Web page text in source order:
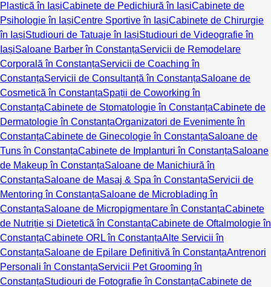
Plastică în IașiCabinete de Pedichiură în IașiCabinete de
Psihologie în IașiCentre Sportive în IașiCabinete de Chirurgie
în IașiStudiouri de Tatuaje în IașiStudiouri de Videografie în
IașiSaloane Barber în ConstanțaServicii de Remodelare
Corporală în ConstanțaServicii de Coaching în
ConstanțaServicii de Consultanță în ConstanțaSaloane de
Cosmetică în ConstanțaSpații de Coworking în
ConstanțaCabinete de Stomatologie în ConstanțaCabinete de
Dermatologie în ConstanțaOrganizatori de Evenimente în
ConstanțaCabinete de Ginecologie în ConstanțaSaloane de
Tuns în ConstanțaCabinete de Implanturi în ConstanțaSaloane
de Makeup în ConstanțaSaloane de Manichiură în
ConstanțaSaloane de Masaj & Spa în ConstanțaServicii de
Mentoring în ConstanțaSaloane de Microblading în
ConstanțaSaloane de Micropigmentare în ConstanțaCabinete
de Nutriție și Dietetică în ConstanțaCabinete de Oftalmologie în
ConstanțaCabinete ORL în ConstanțaAlte Servicii în
ConstanțaSaloane de Epilare Definitivă în ConstanțaAntrenori
Personali în ConstanțaServicii Pet Grooming în
ConstanțaStudiouri de Fotografie în ConstanțaCabinete de